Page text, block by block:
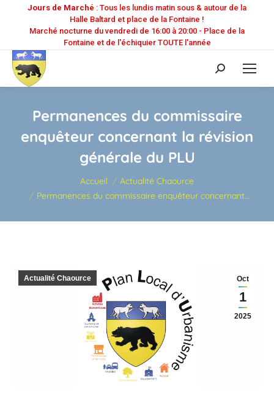
Jours de Marché : Tous les lundis matin sous & autour de la
Halle Baltard et place de la Fontaine !
Marché nocturne du vendredi de 16:00 à 20:00 - Place de la
Fontaine et de l'échiquier TOUTE l'année
Recherche
:
Permanences du commissaire
enquêteur concernant la révision
générale du PLU
Accueil
Actualité Chaource
Permanences du commissaire enquêteur concernant…
Oct
1
2025
Actualité Chaource